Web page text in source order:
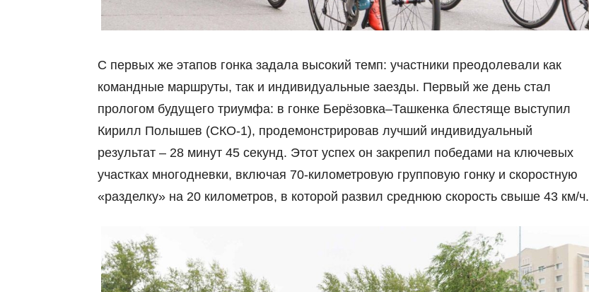
С первых же этапов гонка задала высокий темп: участники преодолевали как
командные маршруты, так и индивидуальные заезды. Первый же день стал
прологом будущего триумфа: в гонке Берёзовка–Ташкенка блестяще выступил
Кирилл Полышев (СКО-1), продемонстрировав лучший индивидуальный
результат – 28 минут 45 секунд. Этот успех он закрепил победами на ключевых
участках многодневки, включая 70-километровую групповую гонку и скоростную
«разделку» на 20 километров, в которой развил среднюю скорость свыше 43 км/ч.